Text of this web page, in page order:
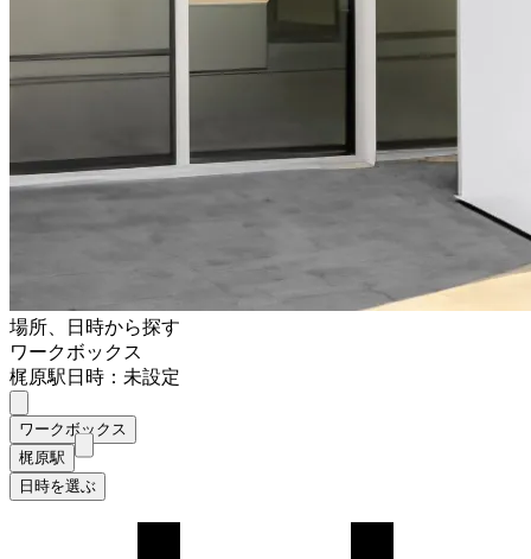
場所、日時から探す
ワークボックス
梶原駅日時：未設定
ワークボックス
梶原駅
日時を選ぶ